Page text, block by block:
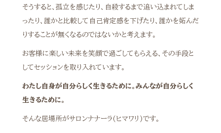
そうすると、孤立を感じたり、自殺するまで追い込まれてしま
ったり、誰かと比較して自己肯定感を下げたり、誰かを妬んだ
りすることが無くなるのではないかと考えます。
お客様に楽しい未来を笑顔で過ごしてもらえる、その手段と
してセッションを取り入れています。
わたし自身が自分らしく生きるために。みんなが自分らしく
生きるために。
そんな居場所がサロンナナーラ(ヒマワリ)です。